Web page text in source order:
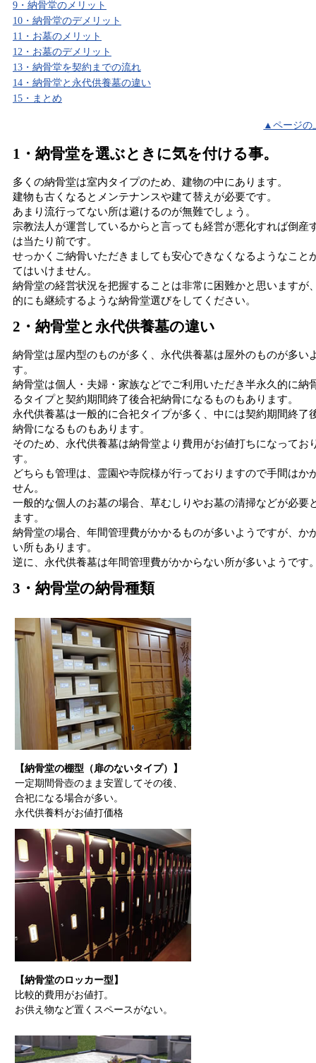
9・納骨堂のメリット
10・納骨堂のデメリット
11・お墓のメリット
12・お墓のデメリット
13・納骨堂を契約までの流れ
14・納骨堂と永代供養墓の違い
15・まとめ
▲ページの
1・納骨堂を選ぶときに気を付ける事。
多くの納骨堂は室内タイプのため、建物の中にあります。
建物も古くなるとメンテナンスや建て替えが必要です。
あまり流行ってない所は避けるのが無難でしょう。
宗教法人が運営しているからと言っても経営が悪化すれば倒産
は当たり前です。
せっかくご納骨いただきましても安心できなくなるようなこと
てはいけません。
納骨堂の経営状況を把握することは非常に困難かと思いますが
的にも継続するような納骨堂選びをしてください。
2・納骨堂と永代供養墓の違い
納骨堂は屋内型のものが多く、永代供養墓は屋外のものが多い
す。
納骨堂は個人・夫婦・家族などでご利用いただき半永久的に納
るタイプと契約期間終了後合祀納骨になるものもあります。
永代供養墓は一般的に合祀タイプが多く、中には契約期間終了
納骨になるものもあります。
そのため、永代供養墓は納骨堂より費用がお値打ちになってお
す。
どちらも管理は、霊園や寺院様が行っておりますので手間はか
せん。
一般的な個人のお墓の場合、草むしりやお墓の清掃などが必要
ます。
納骨堂の場合、年間管理費がかかるものが多いようですが、か
い所もあります。
逆に、永代供養墓は年間管理費がかからない所が多いようです
3・納骨堂の納骨種類
【納骨堂の棚型（扉のないタイプ）】
一定期間骨壺のまま安置してその後、
合祀になる場合が多い。
永代供養料がお値打価格
【納骨堂のロッカー型】
比較的費用がお値打。
お供え物など置くスペースがない。